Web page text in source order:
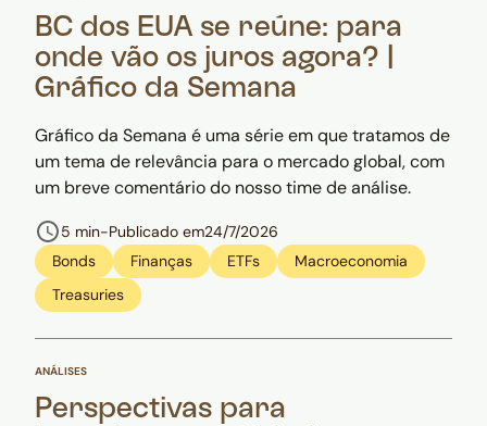
BC dos EUA se reúne: para
onde vão os juros agora? |
Gráfico da Semana
Gráfico da Semana é uma série em que tratamos de
um tema de relevância para o mercado global, com
um breve comentário do nosso time de análise.
5 min-Publicado em24/7/2026
Bonds
Finanças ETFs
Macroeconomia
Treasuries
ANÁLISES
Perspectivas para